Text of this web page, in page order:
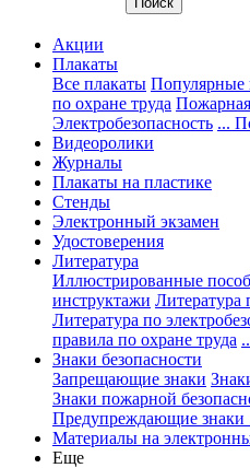
Акции
Плакаты
Все плакаты Популярные
по охране труда Пожарная
Электробезопасность ...
Видеоролики
Журналы
Плакаты на пластике
Стенды
Электронный экзамен
Удостоверения
Литература
Иллюстрированные
инструктажи Литература
Литература по
правила по охране труда
Знаки безопасности
Запрещающие знаки
Знаки пожарной
Предупреждающие знаки
Материалы на
Еще